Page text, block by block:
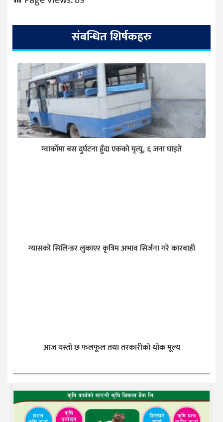
संबन्धित शिर्षकहरु
ग्वार्कोमा बस दुर्घटना हुँदा एकको मृत्यु, ६ जना घाइते
ग्यासकाे सिलिन्डर लुकाएर कृत्रिम अभाव सिर्जना गरे कारबाही
आज यस्ताे छ फलफूल तथा तरकारीकाे थोक मूल्य